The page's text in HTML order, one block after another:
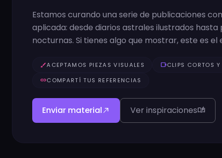
Estamos curando una serie de publicaciones
aplicada: desde diarios astrales ilustrados hasta
nocturnas. Si tienes algo que mostrar, este es el
brushACEPTAMOS PIEZAS VISUALES videocamCLIPS CORTOS Y
linkCOMPARTÍ TUS REFERENCIAS
Enviar material north_east Ver inspiracionesauto_stories